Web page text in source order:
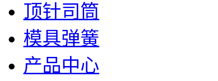
顶针司筒
模具弹簧
产品中心